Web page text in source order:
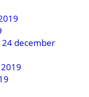
24 december